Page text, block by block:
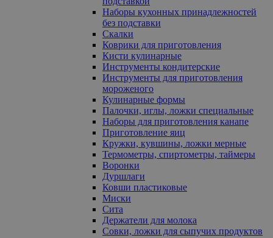
Наборы кухонных принадлежностей
без подставки
Скалки
Коврики для приготовления
Кисти кулинарные
Инструменты кондитерские
Инструменты для приготовления
мороженого
Кулинарные формы
Палочки, иглы, ложки специальные
Наборы для приготовления канапе
Приготовление яиц
Кружки, кувшины, ложки мерные
Термометры, спиртометры, таймеры
Воронки
Дуршлаги
Ковши пластиковые
Миски
Сита
Держатели для молока
Совки, ложки для сыпучих продуктов